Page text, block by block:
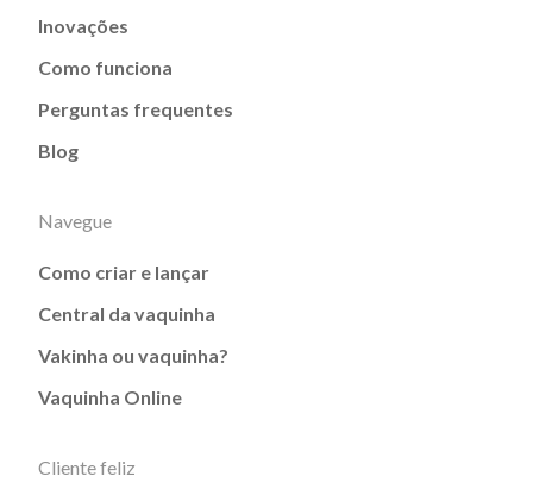
Inovações
Como funciona
Perguntas frequentes
Blog
Navegue
Como criar e lançar
Central da vaquinha
Vakinha ou vaquinha?
Vaquinha Online
Cliente feliz